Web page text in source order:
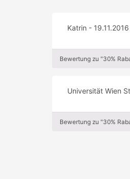
Katrin - 19.11.2016
Bewertung zu "30%
Universität Wien
Bewertung zu "30%